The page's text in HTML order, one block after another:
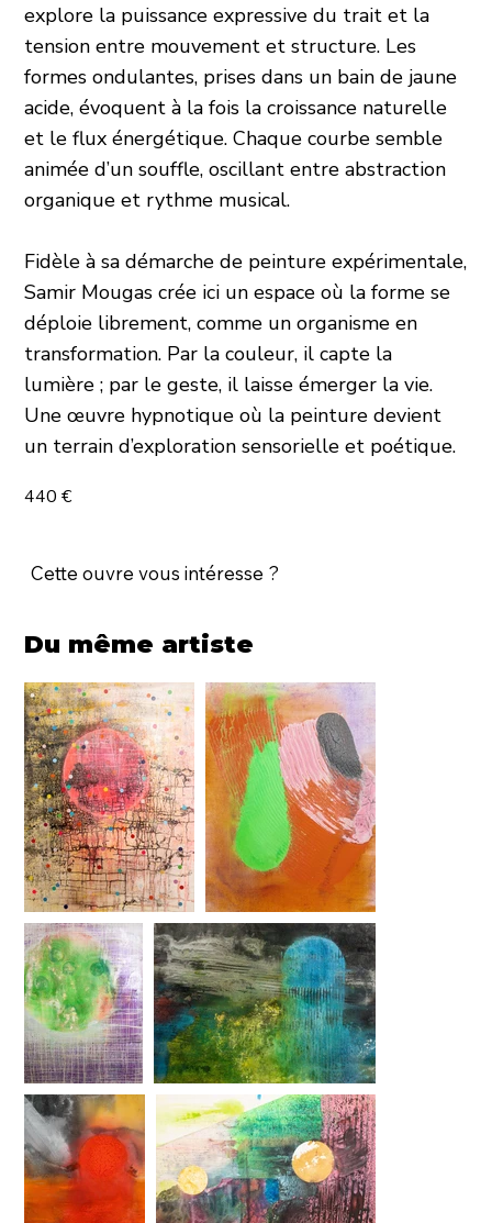
explore la puissance expressive du trait et la
tension entre mouvement et structure. Les
formes ondulantes, prises dans un bain de jaune
acide, évoquent à la fois la croissance naturelle
et le flux énergétique. Chaque courbe semble
animée d’un souffle, oscillant entre abstraction
organique et rythme musical.
Fidèle à sa démarche de peinture expérimentale,
Samir Mougas crée ici un espace où la forme se
déploie librement, comme un organisme en
transformation. Par la couleur, il capte la
lumière ; par le geste, il laisse émerger la vie.
Une œuvre hypnotique où la peinture devient
un terrain d’exploration sensorielle et poétique.
440 €
Cette ouvre vous intéresse ?
Du même artiste